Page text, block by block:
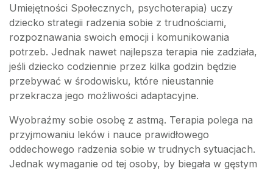
Umiejętności Społecznych, psychoterapia) uczy
dziecko strategii radzenia sobie z trudnościami,
rozpoznawania swoich emocji i komunikowania
potrzeb. Jednak nawet najlepsza terapia nie zadziała,
jeśli dziecko codziennie przez kilka godzin będzie
przebywać w środowisku, które nieustannie
przekracza jego możliwości adaptacyjne.
Wyobraźmy sobie osobę z astmą. Terapia polega na
przyjmowaniu leków i nauce prawidłowego
oddechowego radzenia sobie w trudnych sytuacjach.
Jednak wymaganie od tej osoby, by biegała w gęstym